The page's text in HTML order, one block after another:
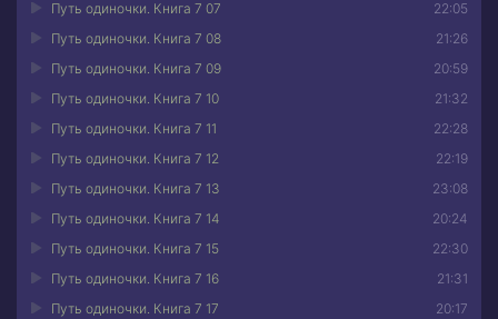
22:05
Путь одиночки. Книга 7 07
21:26
Путь одиночки. Книга 7 08
20:59
Путь одиночки. Книга 7 09
21:32
Путь одиночки. Книга 7 10
22:28
Путь одиночки. Книга 7 11
22:19
Путь одиночки. Книга 7 12
23:08
Путь одиночки. Книга 7 13
20:24
Путь одиночки. Книга 7 14
22:30
Путь одиночки. Книга 7 15
21:31
Путь одиночки. Книга 7 16
20:17
Путь одиночки. Книга 7 17